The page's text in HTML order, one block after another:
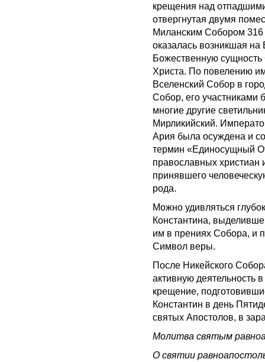
крещения над
отвергнутая двумя
Миланским Собором 316
оказалась возникшая на
Божественную
Христа. По повелению
Вселенский Собор в
Собор, его участниками
многие другие
Мирликийский.
Ария была осуждена и
термин «Единосущный
православных христиан
принявшего
рода.
Можно удивляться
Константина,
им в прениях Собора, и
Символ веры.
После Никейского
активную деятельность
крещение,
Константин в день
святых Апостолов, в
Молитва святым
О святии